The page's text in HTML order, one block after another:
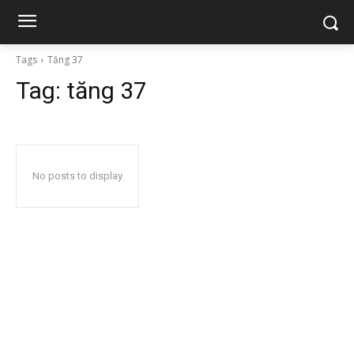
Tags Tăng 37
Tag: tăng 37
No posts to display